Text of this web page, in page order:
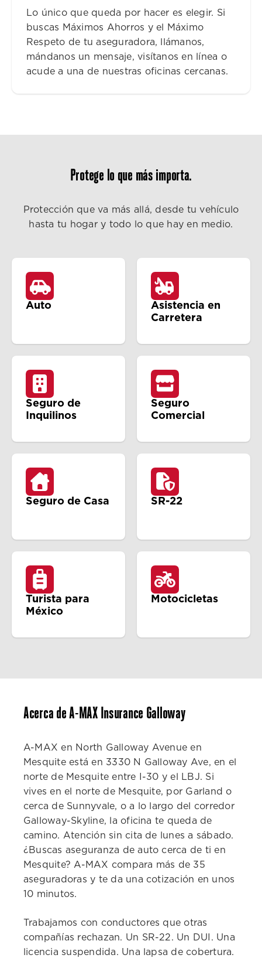
Lo único que queda por hacer es elegir. Si
buscas Máximos Ahorros y el Máximo
Respeto de tu aseguradora, llámanos,
mándanos un mensaje, visítanos en línea o
acude a una de nuestras oficinas cercanas.
Protege lo que más importa.
Protección que va más allá, desde tu vehículo
hasta tu hogar y todo lo que hay en medio.
Auto
Asistencia en
Carretera
Seguro de
Inquilinos
Seguro
Comercial
Seguro de Casa SR-22
Turista para
México
Motocicletas
Acerca de A-MAX Insurance Galloway
A-MAX en North Galloway Avenue en
Mesquite está en 3330 N Galloway Ave, en el
norte de Mesquite entre I-30 y el LBJ. Si
vives en el norte de Mesquite, por Garland o
cerca de Sunnyvale, o a lo largo del corredor
Galloway-Skyline, la oficina te queda de
camino. Atención sin cita de lunes a sábado.
¿Buscas aseguranza de auto cerca de ti en
Mesquite? A-MAX compara más de 35
aseguradoras y te da una cotización en unos
10 minutos.
Trabajamos con conductores que otras
compañías rechazan. Un SR-22. Un DUI. Una
licencia suspendida. Una lapsa de cobertura.